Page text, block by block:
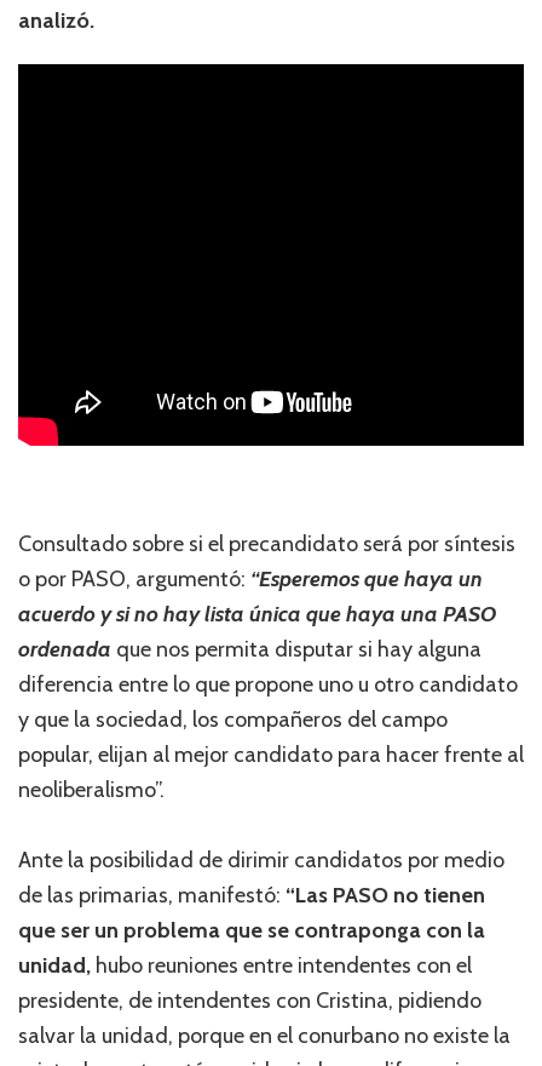
analizó.
Consultado sobre si el precandidato será por síntesis
o por PASO, argumentó: “Esperemos que haya un
acuerdo y si no hay lista única que haya una PASO
ordenada que nos permita disputar si hay alguna
diferencia entre lo que propone uno u otro candidato
y que la sociedad, los compañeros del campo
popular, elijan al mejor candidato para hacer frente al
neoliberalismo”.
Ante la posibilidad de dirimir candidatos por medio
de las primarias, manifestó: “Las PASO no tienen
que ser un problema que se contraponga con la
unidad, hubo reuniones entre intendentes con el
presidente, de intendentes con Cristina, pidiendo
salvar la unidad, porque en el conurbano no existe la